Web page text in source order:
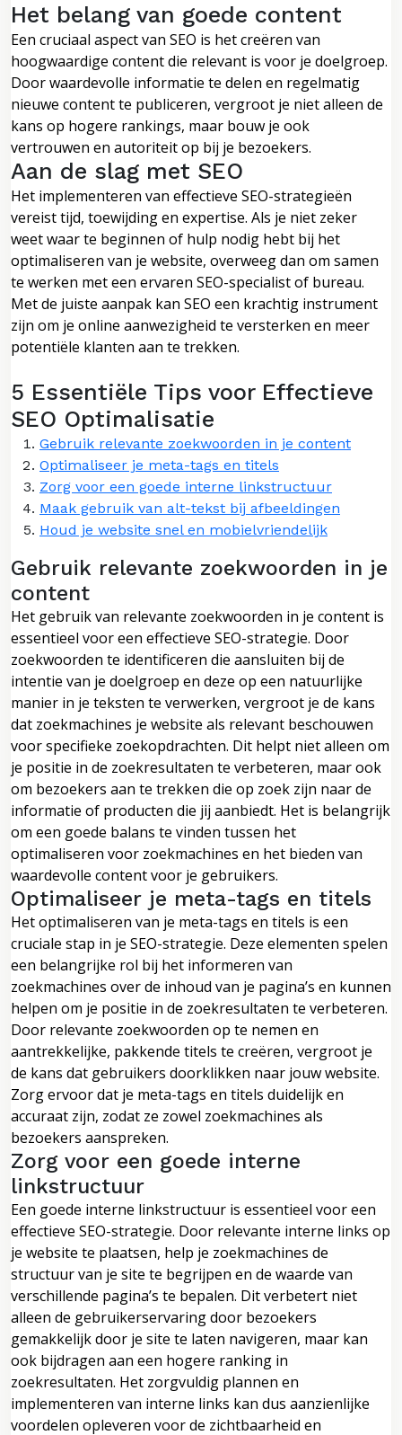
Het belang van goede content
Een cruciaal aspect van SEO is het creëren van
hoogwaardige content die relevant is voor je doelgroep.
Door waardevolle informatie te delen en regelmatig
nieuwe content te publiceren, vergroot je niet alleen de
kans op hogere rankings, maar bouw je ook
vertrouwen en autoriteit op bij je bezoekers.
Aan de slag met SEO
Het implementeren van effectieve SEO-strategieën
vereist tijd, toewijding en expertise. Als je niet zeker
weet waar te beginnen of hulp nodig hebt bij het
optimaliseren van je website, overweeg dan om samen
te werken met een ervaren SEO-specialist of bureau.
Met de juiste aanpak kan SEO een krachtig instrument
zijn om je online aanwezigheid te versterken en meer
potentiële klanten aan te trekken.
5 Essentiële Tips voor Effectieve
SEO Optimalisatie
Gebruik relevante zoekwoorden in je content
Optimaliseer je meta-tags en titels
Zorg voor een goede interne linkstructuur
Maak gebruik van alt-tekst bij afbeeldingen
Houd je website snel en mobielvriendelijk
Gebruik relevante zoekwoorden in je
content
Het gebruik van relevante zoekwoorden in je content is
essentieel voor een effectieve SEO-strategie. Door
zoekwoorden te identificeren die aansluiten bij de
intentie van je doelgroep en deze op een natuurlijke
manier in je teksten te verwerken, vergroot je de kans
dat zoekmachines je website als relevant beschouwen
voor specifieke zoekopdrachten. Dit helpt niet alleen om
je positie in de zoekresultaten te verbeteren, maar ook
om bezoekers aan te trekken die op zoek zijn naar de
informatie of producten die jij aanbiedt. Het is belangrijk
om een goede balans te vinden tussen het
optimaliseren voor zoekmachines en het bieden van
waardevolle content voor je gebruikers.
Optimaliseer je meta-tags en titels
Het optimaliseren van je meta-tags en titels is een
cruciale stap in je SEO-strategie. Deze elementen spelen
een belangrijke rol bij het informeren van
zoekmachines over de inhoud van je pagina’s en kunnen
helpen om je positie in de zoekresultaten te verbeteren.
Door relevante zoekwoorden op te nemen en
aantrekkelijke, pakkende titels te creëren, vergroot je
de kans dat gebruikers doorklikken naar jouw website.
Zorg ervoor dat je meta-tags en titels duidelijk en
accuraat zijn, zodat ze zowel zoekmachines als
bezoekers aanspreken.
Zorg voor een goede interne
linkstructuur
Een goede interne linkstructuur is essentieel voor een
effectieve SEO-strategie. Door relevante interne links op
je website te plaatsen, help je zoekmachines de
structuur van je site te begrijpen en de waarde van
verschillende pagina’s te bepalen. Dit verbetert niet
alleen de gebruikerservaring door bezoekers
gemakkelijk door je site te laten navigeren, maar kan
ook bijdragen aan een hogere ranking in
zoekresultaten. Het zorgvuldig plannen en
implementeren van interne links kan dus aanzienlijke
voordelen opleveren voor de zichtbaarheid en